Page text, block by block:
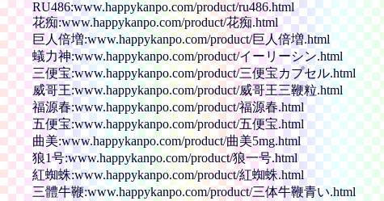
RU486:www.happykanpo.com/product/ru486.html
花痴:www.happykanpo.com/product/花痴.html
巨人倍増:www.happykanpo.com/product/巨人倍増.html
蟻力神:www.happykanpo.com/product/イーリーシン.html
三便宝:www.happykanpo.com/product/三便宝カプセル.html
威哥王:www.happykanpo.com/product/威哥王三鞭粒.html
福源春:www.happykanpo.com/product/福源春.html
五便宝:www.happykanpo.com/product/五便宝.html
曲美:www.happykanpo.com/product/曲美5mg.html
狼1号:www.happykanpo.com/product/狼一号.html
紅蜘蛛:www.happykanpo.com/product/紅蜘蛛.html
三體牛鞭:www.happykanpo.com/product/三体牛鞭青い.html